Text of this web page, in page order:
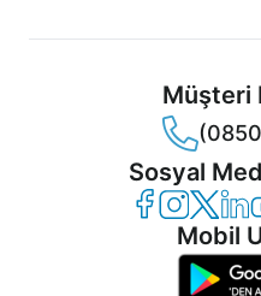
Müşteri
Sosyal
Casper
CasperCasper
Mobil